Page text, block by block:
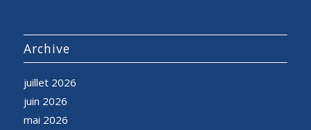
Archive
juillet 2026
juin 2026
mai 2026